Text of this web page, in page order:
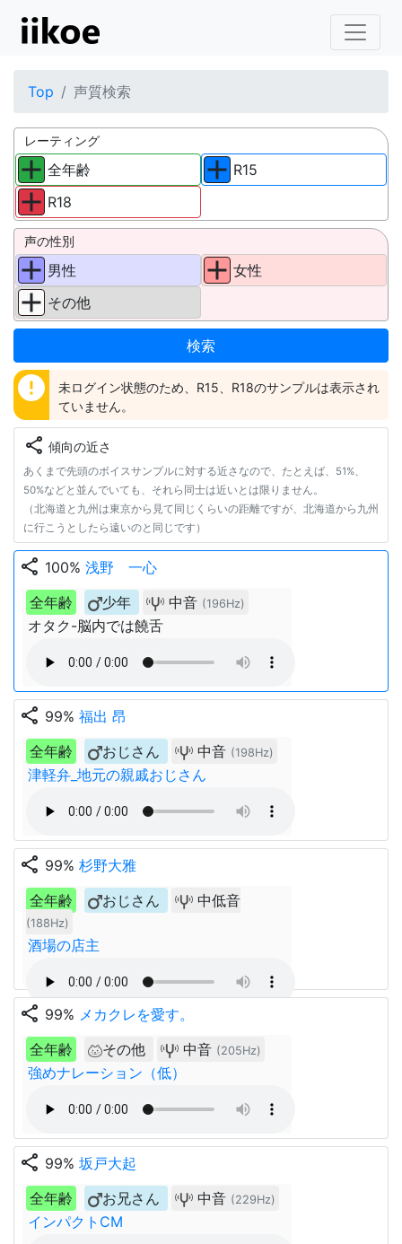
Top 声質検索
レーティング
全年齢
R18
R15
声の性別
男性
その他
女性
error
未ログイン状態のため、R15、R18のサンプルは表示され
ていません。
share 傾向の近さ
あくまで先頭のボイスサンプルに対する近さなので、たとえば、51%、
50%などと並んでいても、それら同士は近いとは限りません。
（北海道と九州は東京から見て同じくらいの距離ですが、北海道から九州
に行こうとしたら遠いのと同じです）
share 100% 浅野 一心
全年齢
少年 中音 (196Hz)
オタク-脳内では饒舌
share 99% 福出 昂
全年齢
おじさん 中音 (198Hz)
津軽弁_地元の親戚おじさん
share 99% 杉野大雅
全年齢
おじさん 中低音
(188Hz)
酒場の店主
share 99% メカクレを愛す。
全年齢
その他 中音 (205Hz)
強めナレーション（低）
share 99% 坂戸大起
全年齢
お兄さん 中音 (229Hz)
インパクトCM